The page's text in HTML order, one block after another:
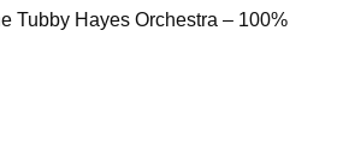
Tubby Hayes Orchestra – 100%